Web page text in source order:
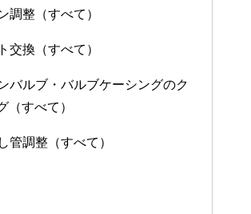
調整（すべて）
交換（すべて）
バルブ・バルブケーシングのク
（すべて）
管調整（すべて）